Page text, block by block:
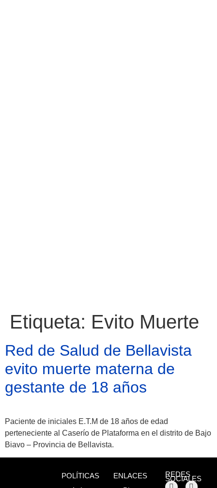
Atractivos
Etiqueta: Evito Muerte
Red de Salud de Bellavista
evito muerte materna de
gestante de 18 años
Paciente de iniciales E.T.M de 18 años de edad
perteneciente al Caserío de Plataforma en el distrito de Bajo
Biavo – Provincia de Bellavista.
POLÍTICAS
ENLACES
REDES
SOCIALES